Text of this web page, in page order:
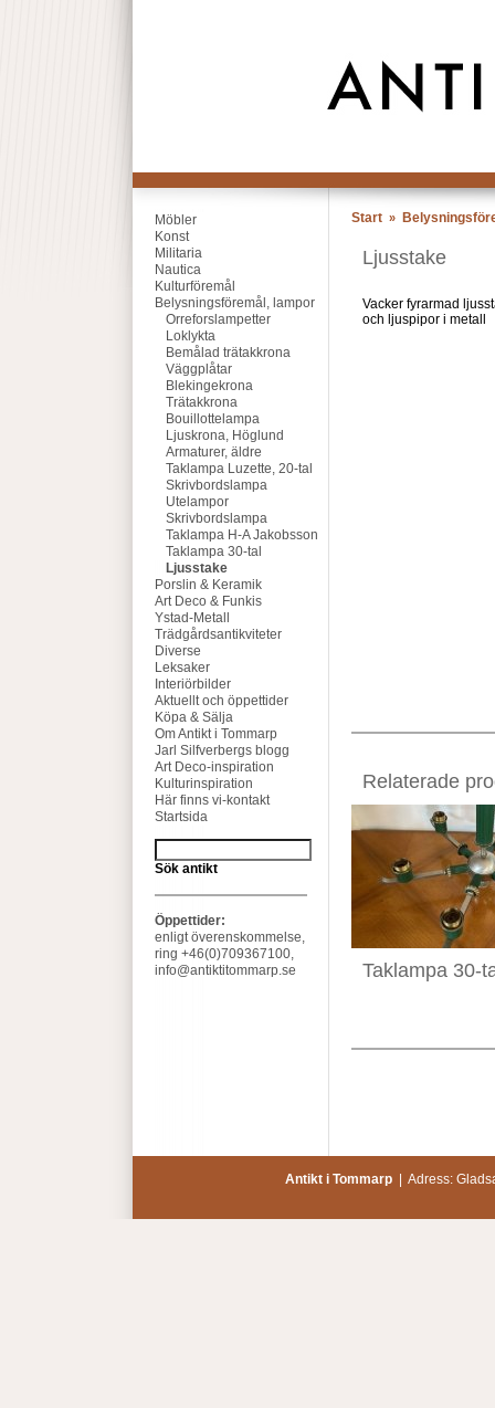
Möbler
Konst
Militaria
Nautica
Kulturföremål
Belysningsföremål, lampor
Orreforslampetter
Loklykta
Bemålad trätakkrona
Väggplåtar
Blekingekrona
Trätakkrona
Bouillottelampa
Ljuskrona, Höglund
Armaturer, äldre
Taklampa Luzette, 20-tal
Skrivbordslampa
Utelampor
Skrivbordslampa
Taklampa H-A Jakobsson
Taklampa 30-tal
Ljusstake
Porslin & Keramik
Art Deco & Funkis
Ystad-Metall
Trädgårdsantikviteter
Diverse
Leksaker
Interiörbilder
Aktuellt och öppettider
Köpa & Sälja
Om Antikt i Tommarp
Jarl Silfverbergs blogg
Art Deco-inspiration
Kulturinspiration
Här finns vi-kontakt
Startsida
Sök antikt
Öppettider:
enligt överenskommelse,
ring +46(0)709367100,
info@antiktitommarp.se
Start »
Ljusstake
Vacker fyrarmad
och ljuspipor i metall
Relaterade
Taklampa 30-
Antikt i Tommarp | Adress: